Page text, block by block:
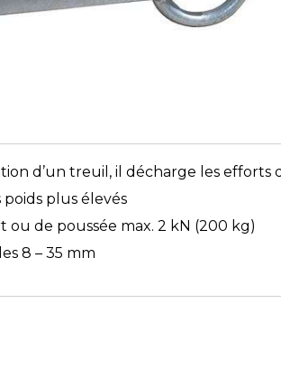
d’un treuil, il décharge les
plus élevés
ou de poussée max. 2 kN (200 kg)
8 – 35 mm